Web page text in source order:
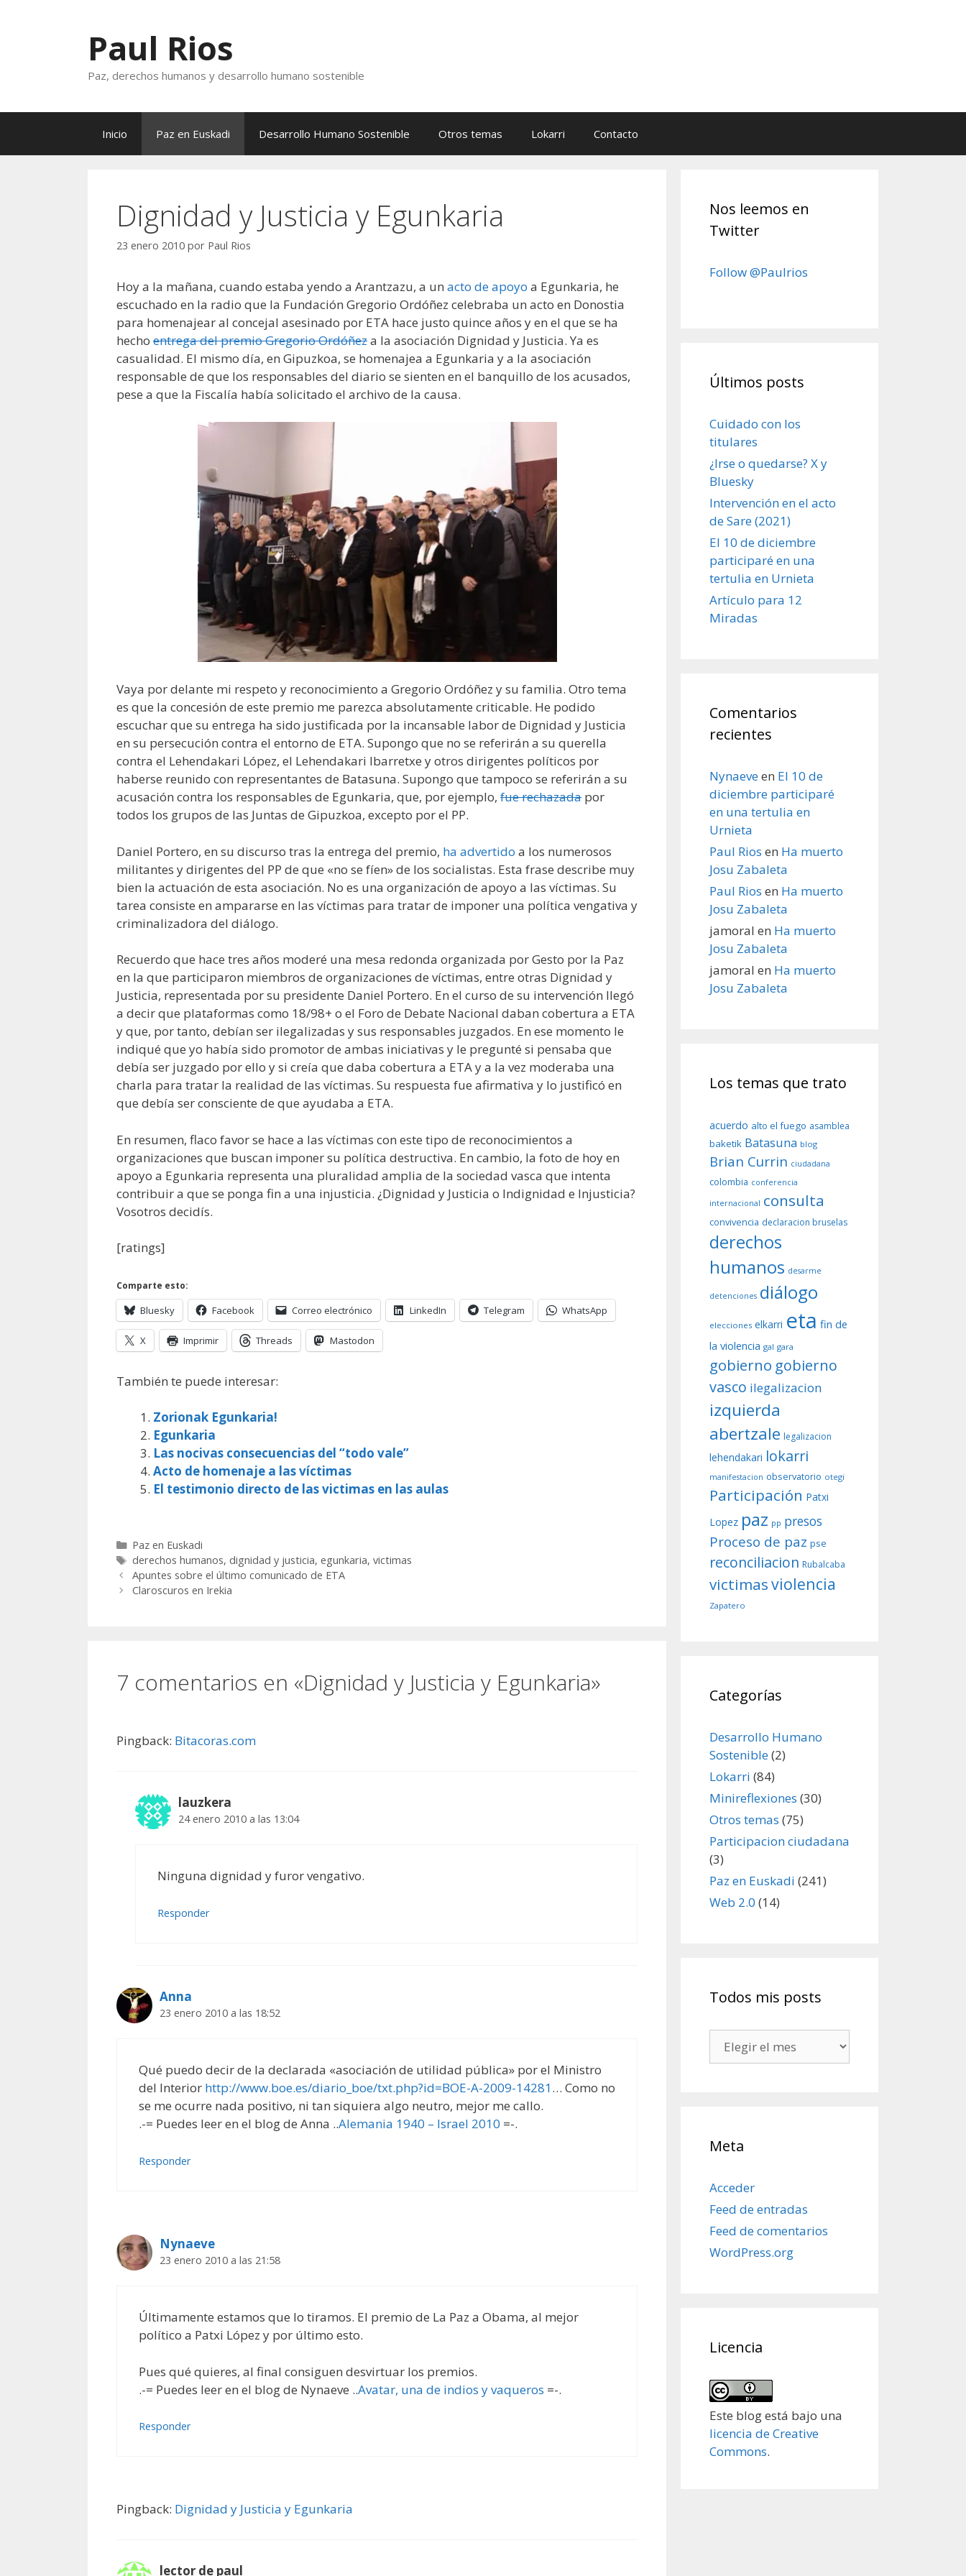
Paul Rios
Paz, derechos humanos y desarrollo humano sostenible
Inicio Paz en Euskadi Desarrollo Humano Sostenible Otros temas Lokarri Contacto
Dignidad y Justicia y Egunkaria
23 enero 2010 por Paul Rios
Hoy a la mañana, cuando estaba yendo a Arantzazu, a un acto de apoyo a Egunkaria, he
escuchado en la radio que la Fundación Gregorio Ordóñez celebraba un acto en Donostia
para homenajear al concejal asesinado por ETA hace justo quince años y en el que se ha
hecho entrega del premio Gregorio Ordóñeza la asociación Dignidad y Justicia. Ya es
casualidad. El mismo día, en Gipuzkoa, se homenajea a Egunkaria y a la asociación
responsable de que los responsables del diario se sienten en el banquillo de los acusados,
pese a que la Fiscalía había solicitado el archivo de la causa.
Vaya por delante mi respeto y reconocimiento a Gregorio Ordóñez y su familia. Otro tema
es que la concesión de este premio me parezca absolutamente criticable. He podido
escuchar que su entrega ha sido justificada por la incansable labor de Dignidad y Justicia
en su persecución contra el entorno de ETA. Supongo que no se referirán a su querella
contra el Lehendakari López, el Lehendakari Ibarretxe y otros dirigentes políticos por
haberse reunido con representantes de Batasuna. Supongo que tampoco se referirán a su
acusación contra los responsables de Egunkaria, que, por ejemplo, fue rechazada por
todos los grupos de las Juntas de Gipuzkoa, excepto por el PP.
Daniel Portero, en su discurso tras la entrega del premio, ha advertido a los numerosos
militantes y dirigentes del PP de que «no se fíen» de los socialistas. Esta frase describe muy
bien la actuación de esta asociación. No es una organización de apoyo a las víctimas. Su
tarea consiste en ampararse en las víctimas para tratar de imponer una política vengativa y
criminalizadora del diálogo.
Recuerdo que hace tres años moderé una mesa redonda organizada por Gesto por la Paz
en la que participaron miembros de organizaciones de víctimas, entre otras Dignidad y
Justicia, representada por su presidente Daniel Portero. En el curso de su intervención llegó
a decir que plataformas como 18/98+ o el Foro de Debate Nacional daban cobertura a ETA
y que, por tanto, debían ser ilegalizadas y sus responsables juzgados. En ese momento le
indiqué que yo había sido promotor de ambas iniciativas y le pregunté si pensaba que
debía ser juzgado por ello y si creía que daba cobertura a ETA y a la vez moderaba una
charla para tratar la realidad de las víctimas. Su respuesta fue afirmativa y lo justificó en
que debía ser consciente de que ayudaba a ETA.
En resumen, flaco favor se hace a las víctimas con este tipo de reconocimientos a
organizaciones que buscan imponer su política destructiva. En cambio, la foto de hoy en
apoyo a Egunkaria representa una pluralidad amplia de la sociedad vasca que intenta
contribuir a que se ponga fin a una injusticia. ¿Dignidad y Justicia o Indignidad e Injusticia?
Vosotros decidís.
[ratings]
Comparte esto:
Bluesky Facebook Correo electrónico LinkedIn Telegram WhatsApp
X Imprimir Threads Mastodon
También te puede interesar:
Zorionak Egunkaria!
Egunkaria
Las nocivas consecuencias del “todo vale”
Acto de homenaje a las víctimas
El testimonio directo de las victimas en las aulas
Categorías
Paz en Euskadi
Etiquetas
derechos humanos, dignidad y justicia, egunkaria, victimas
Apuntes sobre el último comunicado de ETA
Claroscuros en Irekia
7 comentarios en «Dignidad y Justicia y Egunkaria»
Pingback: Bitacoras.com
lauzkera
24 enero 2010 a las 13:04
Ninguna dignidad y furor vengativo.
Responder
Anna
23 enero 2010 a las 18:52
Qué puedo decir de la declarada «asociación de utilidad pública» por el Ministro
del Interior http://www.boe.es/diario_boe/txt.php?id=BOE-A-2009-14281… Como no
se me ocurre nada positivo, ni tan siquiera algo neutro, mejor me callo.
.-= Puedes leer en el blog de Anna ..Alemania 1940 – Israel 2010 =-.
Responder
Nynaeve
23 enero 2010 a las 21:58
Últimamente estamos que lo tiramos. El premio de La Paz a Obama, al mejor
político a Patxi López y por último esto.
Pues qué quieres, al final consiguen desvirtuar los premios.
.-= Puedes leer en el blog de Nynaeve ..Avatar, una de indios y vaqueros =-.
Responder
Pingback: Dignidad y Justicia y Egunkaria
lector de paul
Nos leemos en
Twitter
Follow @Paulrios
Últimos posts
Cuidado con los
titulares
¿Irse o quedarse? X y
Bluesky
Intervención en el acto
de Sare (2021)
El 10 de diciembre
participaré en una
tertulia en Urnieta
Artículo para 12
Miradas
Comentarios
recientes
Nynaeveen El 10 de
diciembre participaré
en una tertulia en
Urnieta
Paul Rios en Ha muerto
Josu Zabaleta
Paul Rios en Ha muerto
Josu Zabaleta
jamoral en Ha muerto
Josu Zabaleta
jamoral en Ha muerto
Josu Zabaleta
Los temas que trato
acuerdo alto el fuego asamblea
baketik Batasuna blog
Brian Currin ciudadana
colombia conferencia
internacional consulta
convivencia declaracion bruselas
derechos
humanos desarme
detenciones diálogo
elecciones elkarri eta fin de
la violencia gal gara
gobierno gobierno
vasco ilegalizacion
izquierda
abertzale legalizacion
lehendakari lokarri
manifestacion observatorio otegi
Participación Patxi
Lopez paz pp presos
Proceso de paz pse
reconciliacion Rubalcaba
victimasviolencia
Zapatero
Categorías
Desarrollo Humano
Sostenible(2)
Lokarri (84)
Minireflexiones (30)
Otros temas (75)
Participacion ciudadana
(3)
Paz en Euskadi (241)
Web 2.0 (14)
Todos mis posts
mis
Meta
Acceder
Feed de entradas
Feed de comentarios
WordPress.org
Licencia
Este blog está bajo una
licencia de Creative
Commons.